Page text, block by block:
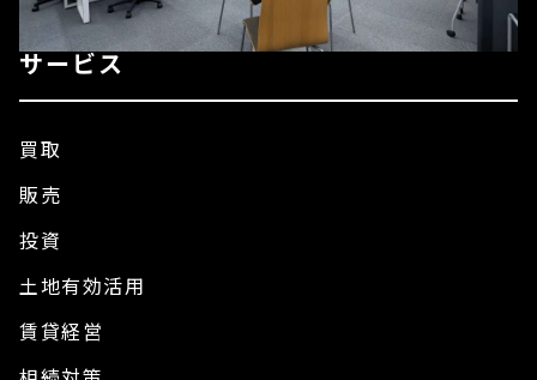
サービス
買取
販売
投資
土地有効活用
賃貸経営